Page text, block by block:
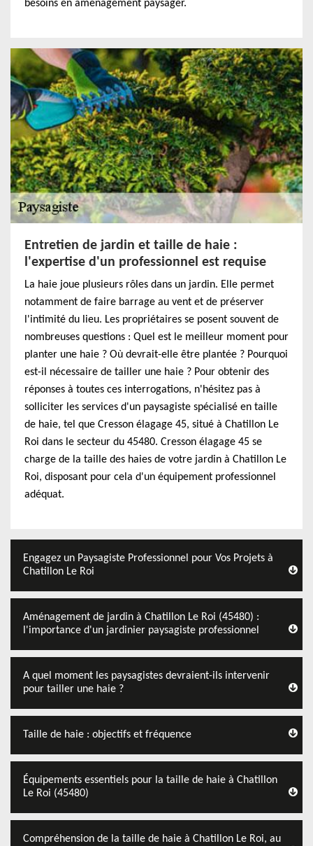
besoins en aménagement paysager.
Entretien de jardin et taille de haie :
l'expertise d'un professionnel est requise
La haie joue plusieurs rôles dans un jardin. Elle permet
notamment de faire barrage au vent et de préserver
l'intimité du lieu. Les propriétaires se posent souvent de
nombreuses questions : Quel est le meilleur moment pour
planter une haie ? Où devrait-elle être plantée ? Pourquoi
est-il nécessaire de tailler une haie ? Pour obtenir des
réponses à toutes ces interrogations, n'hésitez pas à
solliciter les services d'un paysagiste spécialisé en taille
de haie, tel que Cresson élagage 45, situé à Chatillon Le
Roi dans le secteur du 45480. Cresson élagage 45 se
charge de la taille des haies de votre jardin à Chatillon Le
Roi, disposant pour cela d'un équipement professionnel
adéquat.
Engagez un Paysagiste Professionnel pour Vos Projets à
Chatillon Le Roi
Aménagement de jardin à Chatillon Le Roi (45480) :
l'importance d'un jardinier paysagiste professionnel
A quel moment les paysagistes devraient-ils intervenir
pour tailler une haie ?
Taille de haie : objectifs et fréquence
Équipements essentiels pour la taille de haie à Chatillon
Le Roi (45480)
Compréhension de la taille de haie à Chatillon Le Roi, au